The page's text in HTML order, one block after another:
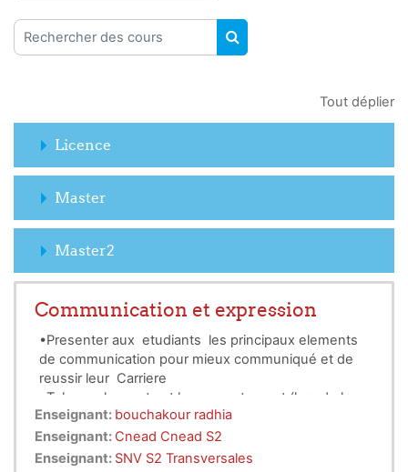
Rechercher des cours
RECHERCHER DES
Tout déplier
Licence
Master
Master2
Communication et expression
•Presenter aux etudiants les principaux elements
de communication pour mieux communiqué et de
reussir leur Carriere
•Tels que les mots et le comportement (lors de la
prise de parole)
•La tenue vestimentaire
•L’ensemble des regles pour s'adapter a la societe
Enseignant: bouchakour radhia
Enseignant: Cnead Cnead S2
Enseignant: SNV S2 Transversales